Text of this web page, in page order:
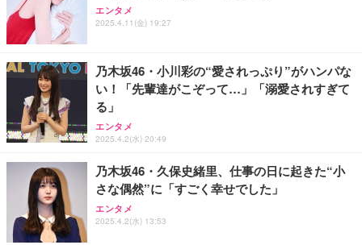
エンタメ
2025.4.11(金) 19:27
乃木坂46・小川彩の“愛されっぷり”がハンパな
い！「先輩達がこぞって…」「溺愛されすぎて
る」
エンタメ
2025.4.2(水) 20:49
乃木坂46・久保史緒里、仕事の日に起きた“小
さな偶然”に「すごく幸せでした」
エンタメ
2025.4.2(水) 13:53